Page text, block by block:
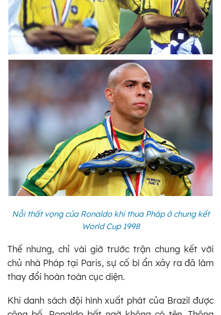
Nỗi thất vọng của Ronaldo khi thua Pháp ở chung kết
World Cup 1998
Thế nhưng, chỉ vài giờ trước trận chung kết với
chủ nhà Pháp tại Paris, sự cố bí ẩn xảy ra đã làm
thay đổi hoàn toàn cục diện.
Khi danh sách đội hình xuất phát của Brazil được